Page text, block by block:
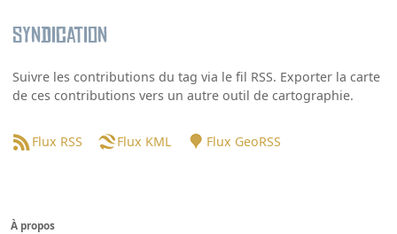
Syndication
Suivre les contributions du tag via le fil RSS. Exporter la carte
de ces contributions vers un autre outil de cartographie.
Flux RSS Flux KML Flux GeoRSS
À propos